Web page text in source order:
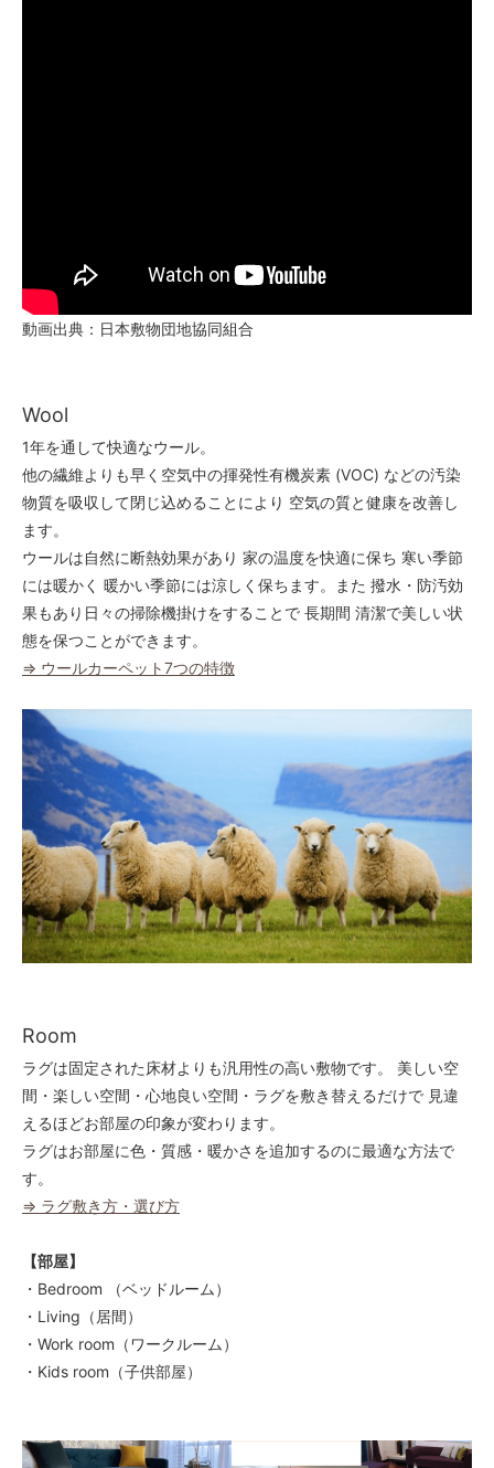
動画出典：日本敷物団地協同組合
Wool
1年を通して快適なウール。
他の繊維よりも早く空気中の揮発性有機炭素 (VOC) などの汚染
物質を吸収して閉じ込めることにより 空気の質と健康を改善し
ます。
ウールは自然に断熱効果があり 家の温度を快適に保ち 寒い季節
には暖かく 暖かい季節には涼しく保ちます。また 撥水・防汚効
果もあり日々の掃除機掛けをすることで 長期間 清潔で美しい状
態を保つことができます。
⇒ ウールカーペット7つの特徴
Room
ラグは固定された床材よりも汎用性の高い敷物です。 美しい空
間・楽しい空間・心地良い空間・ラグを敷き替えるだけで 見違
えるほどお部屋の印象が変わります。
ラグはお部屋に色・質感・暖かさを追加するのに最適な方法で
す。
⇒ ラグ敷き方・選び方
【部屋】
・Bedroom （ベッドルーム）
・Living（居間）
・Work room（ワークルーム）
・Kids room（子供部屋）